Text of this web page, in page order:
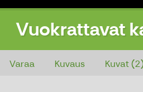
Vuokrattavat
Vuokrattavat
Varaa Kuvaus Kuvat